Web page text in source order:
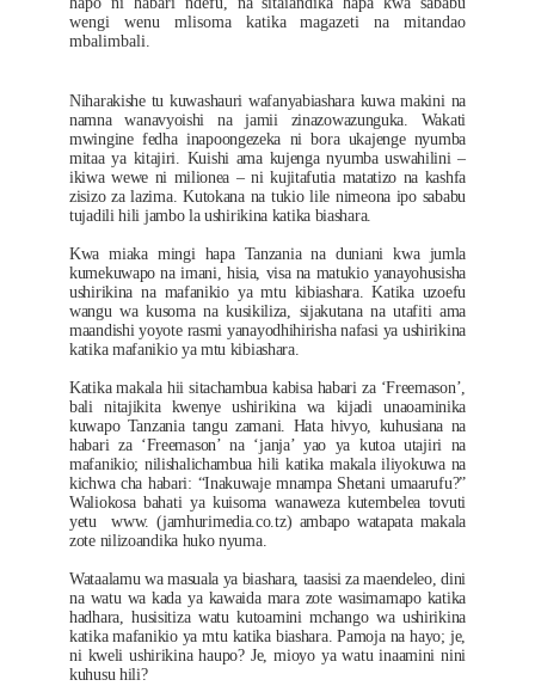
wengi wenu mlisoma katika magazeti na mitandao
mbalimbali.
Niharakishe tu kuwashauri wafanyabiashara kuwa makini na
namna wanavyoishi na jamii zinazowazunguka. Wakati
mwingine fedha inapoongezeka ni bora ukajenge nyumba
mitaa ya kitajiri. Kuishi ama kujenga nyumba uswahilini –
ikiwa wewe ni milionea – ni kujitafutia matatizo na kashfa
zisizo za lazima. Kutokana na tukio lile nimeona ipo sababu
tujadili hili jambo la ushirikina katika biashara.
Kwa miaka mingi hapa Tanzania na duniani kwa jumla
kumekuwapo na imani, hisia, visa na matukio yanayohusisha
ushirikina na mafanikio ya mtu kibiashara. Katika uzoefu
wangu wa kusoma na kusikiliza, sijakutana na utafiti ama
maandishi yoyote rasmi yanayodhihirisha nafasi ya ushirikina
katika mafanikio ya mtu kibiashara.
Katika makala hii sitachambua kabisa habari za ‘Freemason’,
bali nitajikita kwenye ushirikina wa kijadi unaoaminika
kuwapo Tanzania tangu zamani. Hata hivyo, kuhusiana na
habari za ‘Freemason’ na ‘janja’ yao ya kutoa utajiri na
mafanikio; nilishalichambua hili katika makala iliyokuwa na
kichwa cha habari: “Inakuwaje mnampa Shetani umaarufu?”
Waliokosa bahati ya kuisoma wanaweza kutembelea tovuti
yetu www. (jamhurimedia.co.tz) ambapo watapata makala
zote nilizoandika huko nyuma.
Wataalamu wa masuala ya biashara, taasisi za maendeleo, dini
na watu wa kada ya kawaida mara zote wasimamapo katika
hadhara, husisitiza watu kutoamini mchango wa ushirikina
katika mafanikio ya mtu katika biashara. Pamoja na hayo; je,
ni kweli ushirikina haupo? Je, mioyo ya watu inaamini nini
kuhusu hili?